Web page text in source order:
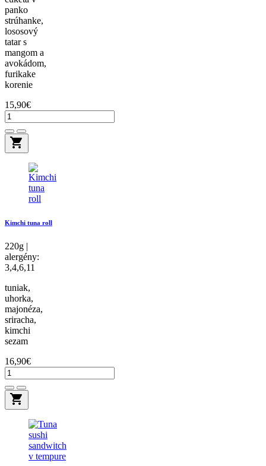
panko
strúhanke,
lososový
tatar s
mangom a
avokádom,
furikake
korenie
15,90€
shopping_cart
Kimchi tuna roll
220g |
alergény:
3,4,6,11
tuniak,
uhorka,
majonéza,
sriracha,
kimchi
sezam
16,90€
shopping_cart